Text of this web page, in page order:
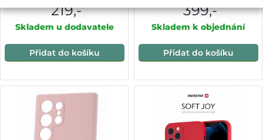
219,-
Skladem u dodavatele
Přidat do košíku
399,-
Skladem k objednání
Přidat do košíku